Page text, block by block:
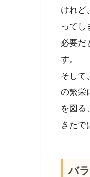
けれど
ってし
必要だ
す。
そして
の繁栄
を図る
きたで
バ